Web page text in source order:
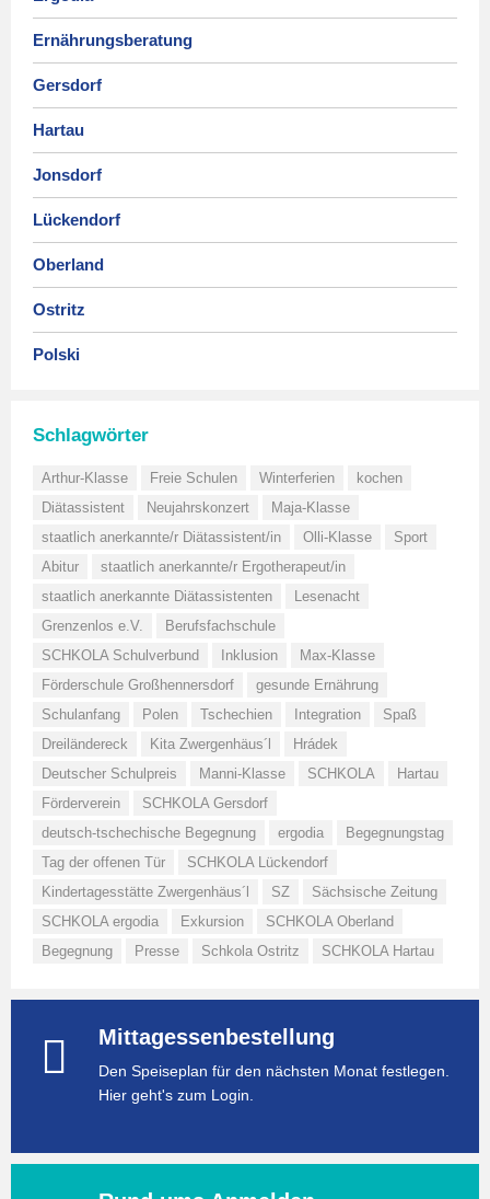
Ernährungsberatung
Gersdorf
Hartau
Jonsdorf
Lückendorf
Oberland
Ostritz
Polski
Schlagwörter
Arthur-Klasse Freie Schulen Winterferien
kochen
Diätassistent
Neujahrskonzert
Maja-Klasse
staatlich anerkannte/r Diätassistent/in
Olli-Klasse
Sport
Abitur
staatlich anerkannte/r Ergotherapeut/in
staatlich anerkannte Diätassistenten
Lesenacht
Grenzenlos e.V.
Berufsfachschule
SCHKOLA Schulverbund
Inklusion
Max-Klasse
Förderschule Großhennersdorf
gesunde Ernährung
Schulanfang
Polen Tschechien Integration
Spaß
Dreiländereck
Kita Zwergenhäus´l
Hrádek
Deutscher Schulpreis
Manni-Klasse SCHKOLA
Hartau
Förderverein
SCHKOLA Gersdorf
deutsch-tschechische Begegnung
ergodia
Begegnungstag
Tag der offenen Tür
SCHKOLA Lückendorf
Kindertagesstätte Zwergenhäus´l
SZ
Sächsische Zeitung
SCHKOLA ergodia
Exkursion
SCHKOLA Oberland
Begegnung
Presse Schkola Ostritz SCHKOLA Hartau
Mittagessenbestellung
Den Speiseplan für den nächsten Monat festlegen.
Hier geht's zum Login.